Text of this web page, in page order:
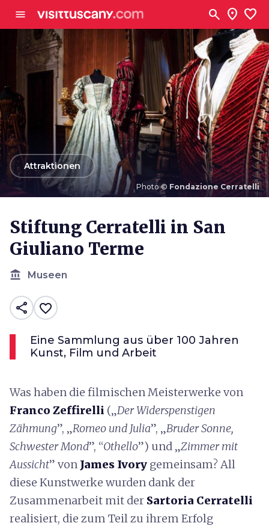
menu search location_on favorite
Photo © Fondazione Cerratelli
arrow_backAttraktionen
Stiftung Cerratelli in San
Giuliano Terme
account_balance Museen
share favorite_border
Eine Sammlung aus über 100 Jahren
Kunst, Film und Arbeit
Was haben die filmischen Meisterwerke von
Franco Zeffirelli („Der Widerspenstigen
Zähmung”, „Romeo und Julia”, „Bruder Sonne,
Schwester Mond”, “Othello”) und „Zimmer mit
Aussicht” von James Ivory gemeinsam? All
diese Kunstwerke wurden dank der
Zusammenarbeit mit der Sartoria Cerratelli
realisiert, die zum Teil zu ihrem Erfolg